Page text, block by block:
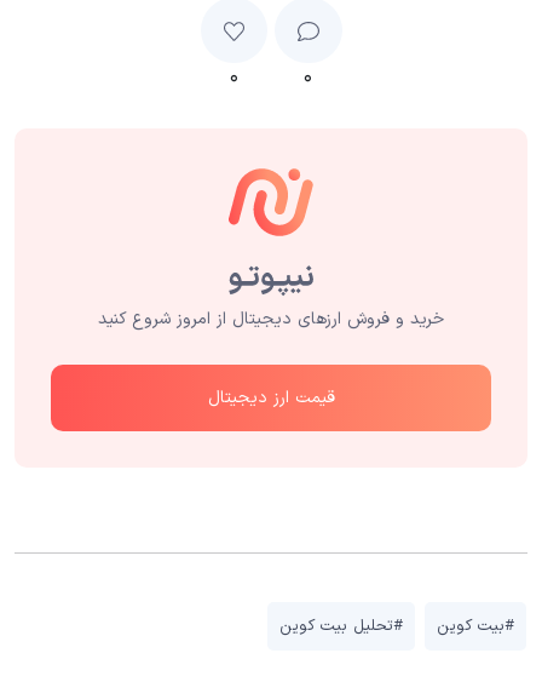
۰ ۰
خرید و فروش ارزهای دیجیتال از امروز شروع کنید
قیمت ارز دیجیتال
#بیت کوین #تحلیل بیت کوین